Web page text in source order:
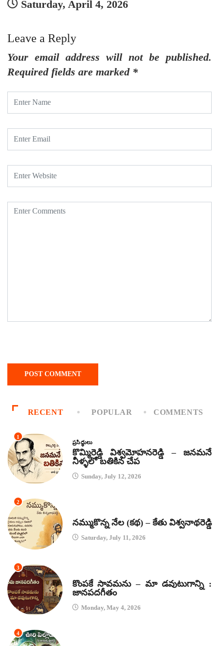
Saturday, April 4, 2026
Leave a Reply
Your email address will not be published.
Required fields are marked *
RECENT POPULAR COMMENTS
1
ప్రసిద్ధులు
కొమ్మిరెడ్డి విశ్వమోహనరెడ్డి – జనమనే
నీళ్ళలో బతికిన చేప
Sunday, July 12, 2026
2
నమ్ముకొన్న నేల (కథ) – కేతు విశ్వనాథరెడ్డి
Saturday, July 11, 2026
3
కొంపకే సావమను – మా డవుటుగాన్ని :
జానపదగీతం
Monday, May 4, 2026
4